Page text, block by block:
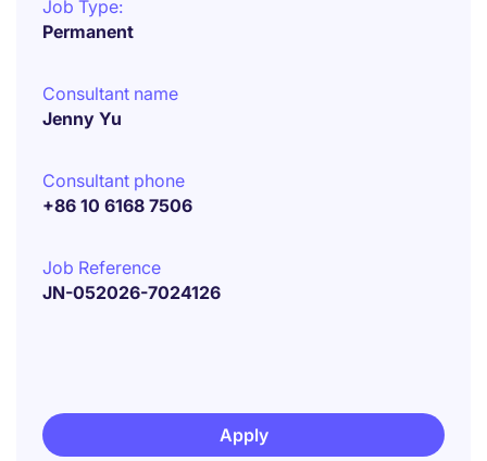
Job Type:
Permanent
Consultant name
Jenny Yu
Consultant phone
+86 10 6168 7506
Job Reference
JN-052026-7024126
Apply